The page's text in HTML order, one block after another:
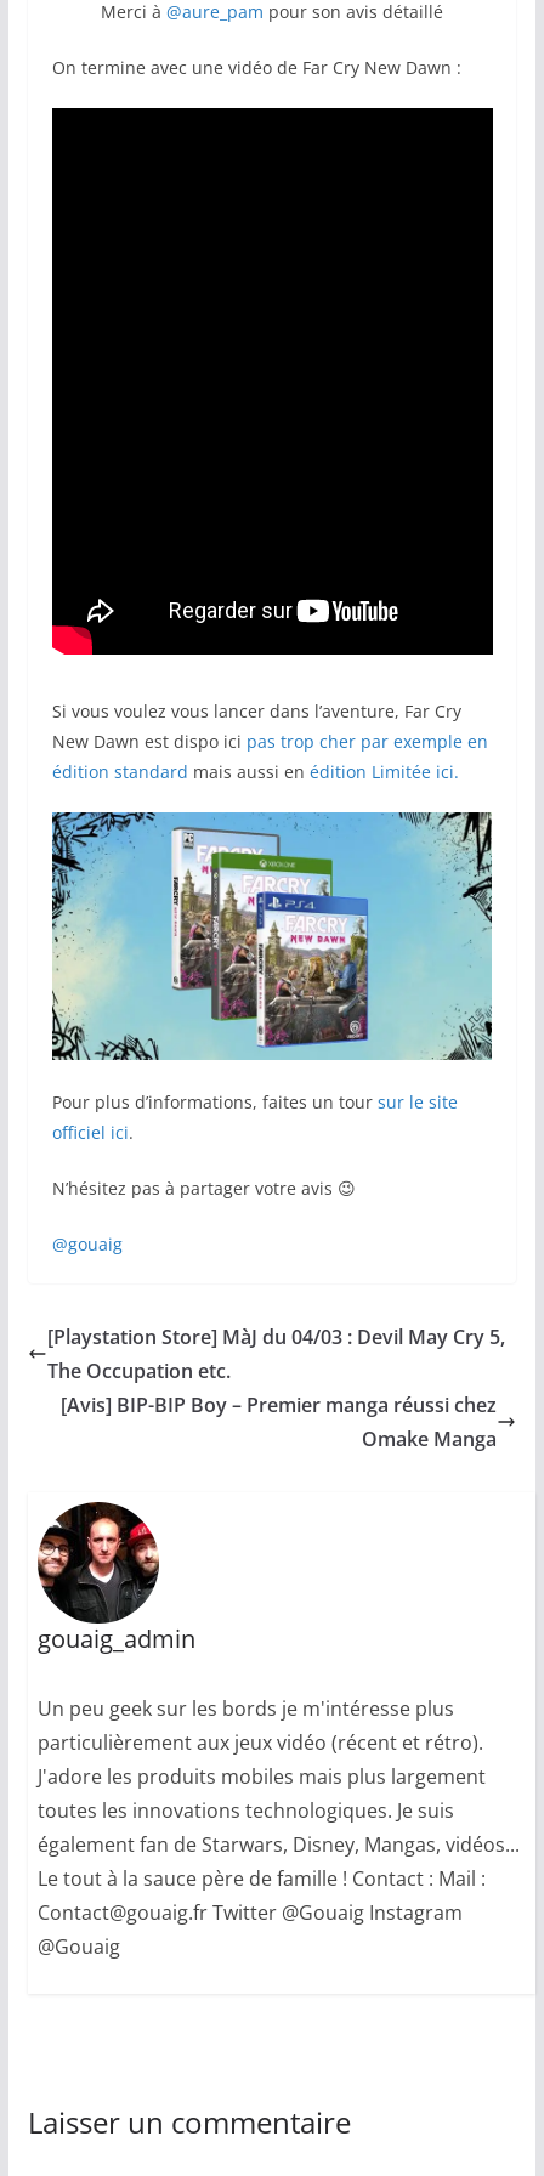
Merci à @aure_pam pour son avis détaillé
On termine avec une vidéo de Far Cry New Dawn :
Si vous voulez vous lancer dans l’aventure, Far Cry
New Dawn est dispo ici pas trop cher par exemple en
édition standard mais aussi en édition Limitée ici.
Pour plus d’informations, faites un tour sur le site
officiel ici.
N’hésitez pas à partager votre avis 😉
@gouaig
[Playstation Store] MàJ du 04/03 : Devil May Cry 5,
The Occupation etc.
[Avis] BIP-BIP Boy – Premier manga réussi chez
Omake Manga
gouaig_admin
Un peu geek sur les bords je m'intéresse plus
particulièrement aux jeux vidéo (récent et rétro).
J'adore les produits mobiles mais plus largement
toutes les innovations technologiques. Je suis
également fan de Starwars, Disney, Mangas, vidéos...
Le tout à la sauce père de famille ! Contact : Mail :
Contact@gouaig.fr Twitter @Gouaig Instagram
@Gouaig
Laisser un commentaire